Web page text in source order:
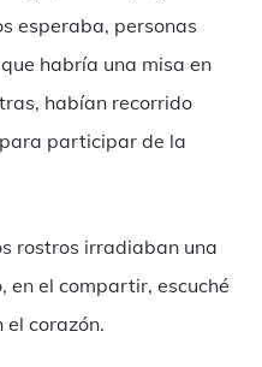
esperaba, personas
habría una misa en
habían recorrido
participar de la
rostros irradiaban una
en el compartir, escuché
corazón.